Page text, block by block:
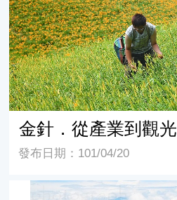
金針．從產業到觀光
發布日期：101/04/20
花蓮．玉里．赤科山